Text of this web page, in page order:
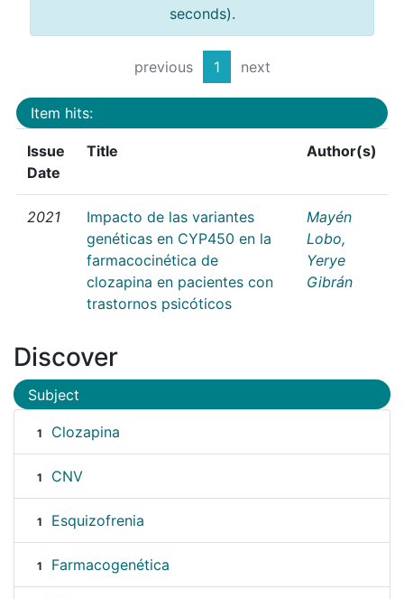
seconds).
previous 1 next
Item hits:
Issue
Date
Title Author(s)
2021
Impacto de las variantes
genéticas en CYP450 en la
farmacocinética de
clozapina en pacientes con
trastornos psicóticos
Mayén
Lobo,
Yerye
Gibrán
Discover
Subject
1 Clozapina
1 CNV
1 Esquizofrenia
1 Farmacogenética